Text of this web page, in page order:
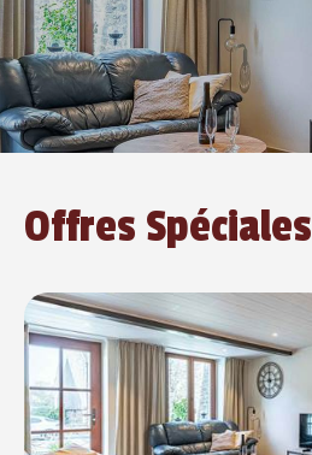
Offres Spéciales